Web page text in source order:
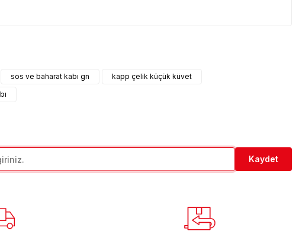
sos ve baharat kabı gn
kapp çelik küçük küvet
Kaydet